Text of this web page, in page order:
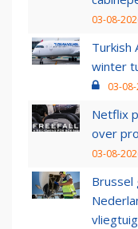
03-08-
Turkish
winter
03-
Netflix
over
03-08-
Brussel